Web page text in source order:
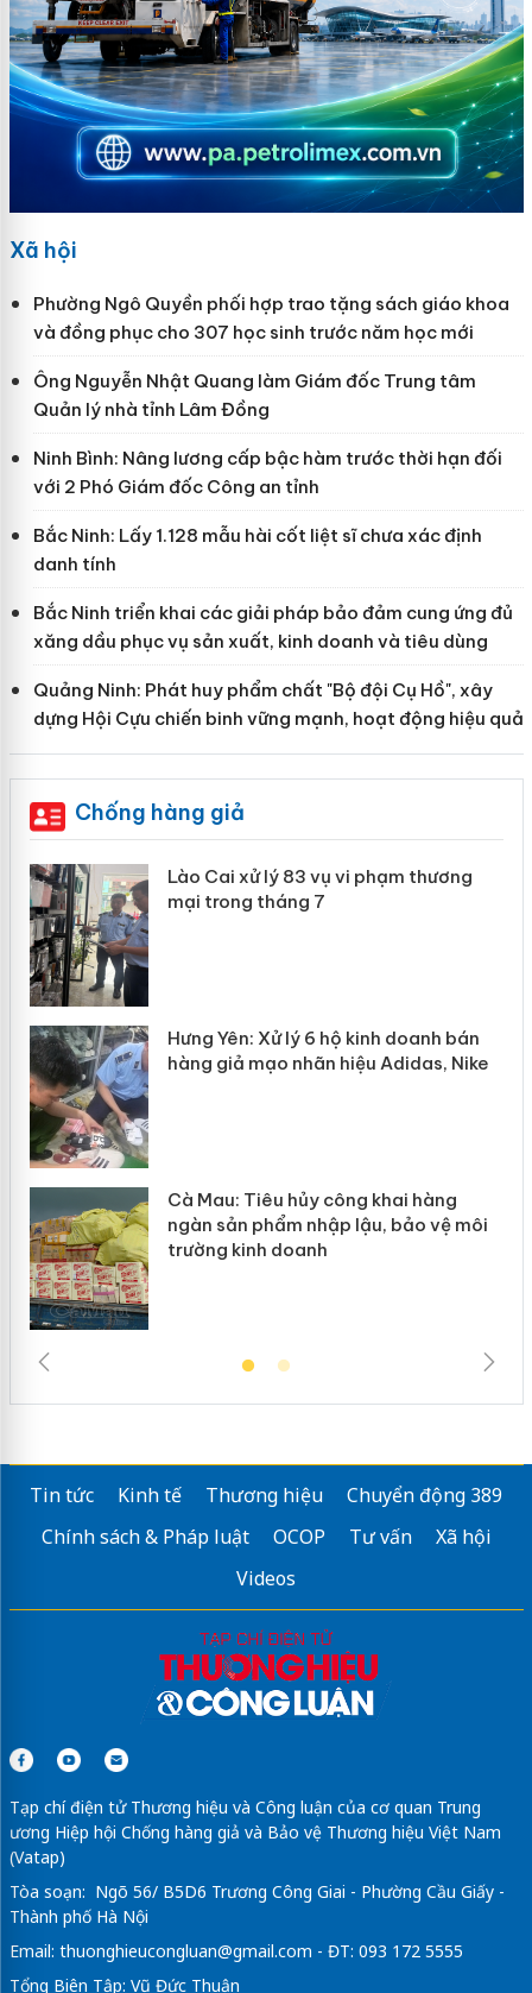
Xã hội
Phường Ngô Quyền phối hợp trao tặng sách giáo khoa
và đồng phục cho 307 học sinh trước năm học mới
Ông Nguyễn Nhật Quang làm Giám đốc Trung tâm
Quản lý nhà tỉnh Lâm Đồng
Ninh Bình: Nâng lương cấp bậc hàm trước thời hạn đối
với 2 Phó Giám đốc Công an tỉnh
Bắc Ninh: Lấy 1.128 mẫu hài cốt liệt sĩ chưa xác định
danh tính
Bắc Ninh triển khai các giải pháp bảo đảm cung ứng đủ
xăng dầu phục vụ sản xuất, kinh doanh và tiêu dùng
Quảng Ninh: Phát huy phẩm chất "Bộ đội Cụ Hồ", xây
dựng Hội Cựu chiến binh vững mạnh, hoạt động hiệu quả
Chống hàng giả
Lào Cai xử lý 83 vụ vi phạm thương
mại trong tháng 7
Hưng Yên: Xử lý 6 hộ kinh doanh bán
hàng giả mạo nhãn hiệu Adidas, Nike
Cà Mau: Tiêu hủy công khai hàng
ngàn sản phẩm nhập lậu, bảo vệ môi
trường kinh doanh
Tin tức Kinh tế Thương hiệu
Chuyển động 389
Chính sách & Pháp luật
OCOP Tư vấn
Xã hội
Videos
Tạp chí điện tử Thương hiệu và Công luận của cơ quan Trung
ương Hiệp hội Chống hàng giả và Bảo vệ Thương hiệu Việt Nam
(Vatap)
Tòa soạn: Ngõ 56/ B5D6 Trương Công Giai - Phường Cầu Giấy -
Thành phố Hà Nội
Email: thuonghieucongluan@gmail.com - ĐT: 093 172 5555
Tổng Biên Tập: Vũ Đức Thuận